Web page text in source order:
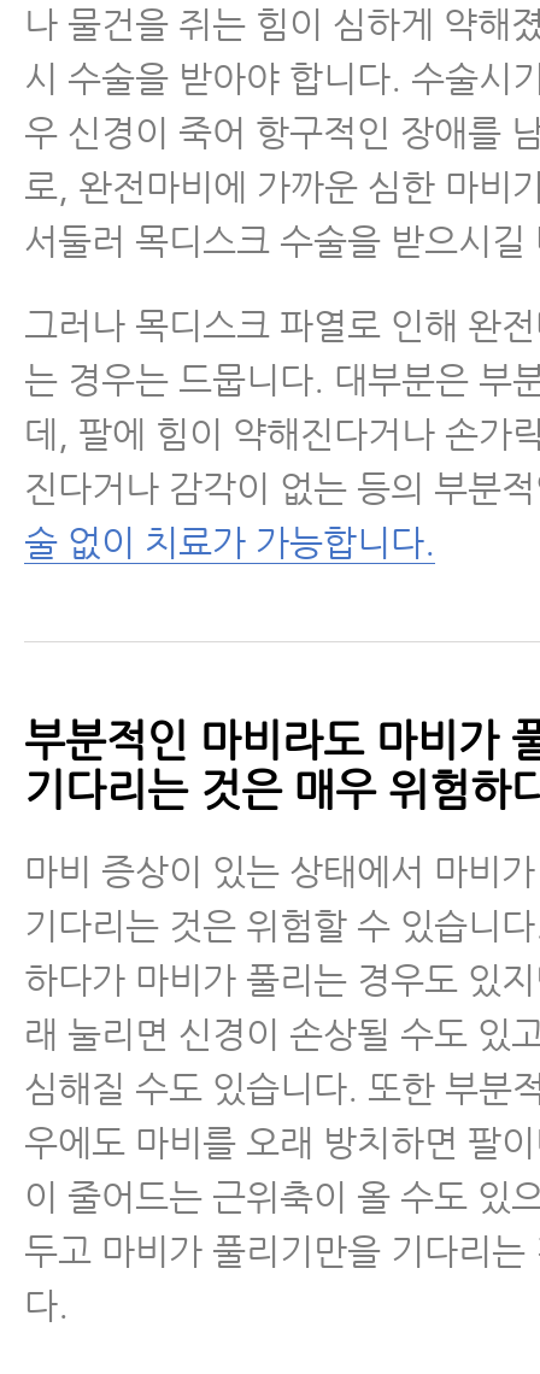
나 물건을 쥐는 힘이 심하게 약해
시 수술을 받아야 합니다. 수술시
우 신경이 죽어 항구적인 장애를
로, 완전마비에 가까운 심한 마비
서둘러 목디스크 수술을 받으시길
그러나 목디스크 파열로 인해 완
는 경우는 드뭅니다. 대부분은 부
데, 팔에 힘이 약해진다거나 손가
진다거나 감각이 없는 등의 부분
술 없이 치료가 가능합니다.
부분적인 마비라도 마비가
기다리는 것은 매우 위험하
마비 증상이 있는 상태에서 마비
기다리는 것은 위험할 수 있습니
하다가 마비가 풀리는 경우도 있
래 눌리면 신경이 손상될 수도 있
심해질 수도 있습니다. 또한 부분
우에도 마비를 오래 방치하면 팔
이 줄어드는 근위축이 올 수도 있
두고 마비가 풀리기만을 기다리는
다.